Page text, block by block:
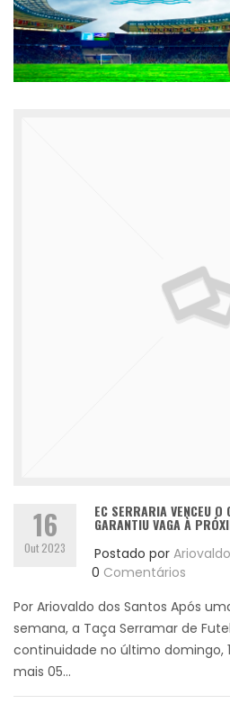
16
Out 2023
EC SERRARIA VENCEU O
GARANTIU VAGA À
Postado por
0 Comentários
Por Ariovaldo dos Santos Após
semana, a Taça Serramar de
continuidade no último domingo,
mais 05...